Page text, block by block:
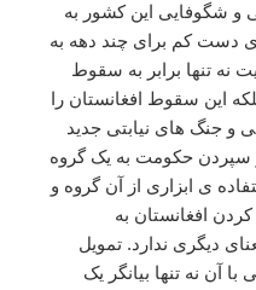
شگوفایی این کشور به
دست کم برای چند دهه به
تنها برابر به سقوط
این سقوط افغانستان را
و جنگ های نیابتی جدید
سپردن حکومت به یک گروه
ی ابزاری از آن گروه‌ و
افغانستان به
دیگری ندارد. تمویل
آن نه تنها بیانگر یک